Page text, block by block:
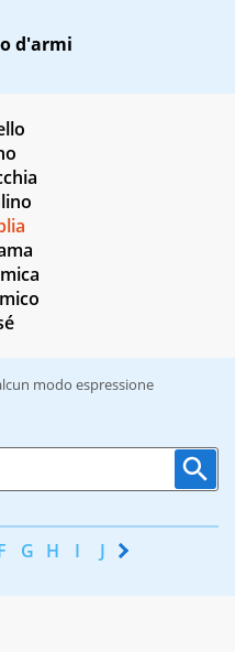
d'armi
modo espressione
G H I J K